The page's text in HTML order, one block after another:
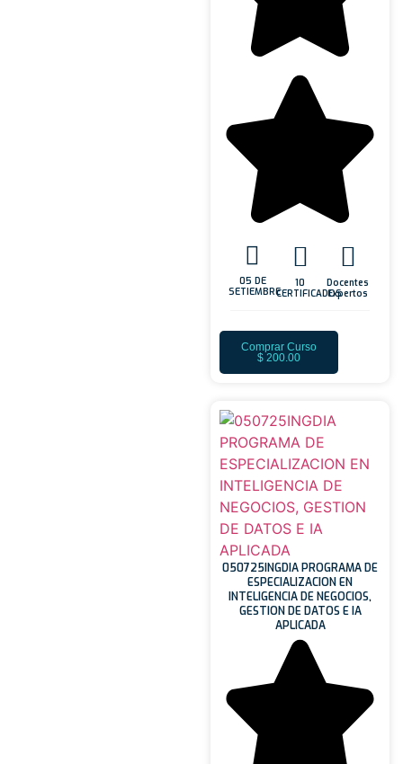
05 DE
SETIEMBRE
10
CERTIFICADOS
Docentes
Expertos
Comprar Curso
$ 200.00
050725INGDIA PROGRAMA DE
ESPECIALIZACION EN
INTELIGENCIA DE NEGOCIOS,
GESTION DE DATOS E IA
APLICADA